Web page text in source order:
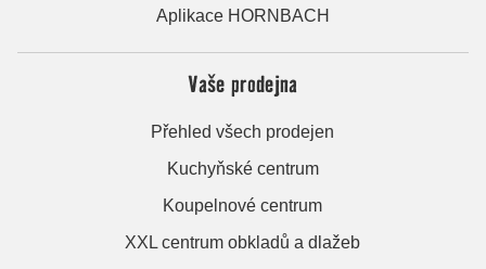
Aplikace HORNBACH
Vaše prodejna
Přehled všech prodejen
Kuchyňské centrum
Koupelnové centrum
XXL centrum obkladů a dlažeb